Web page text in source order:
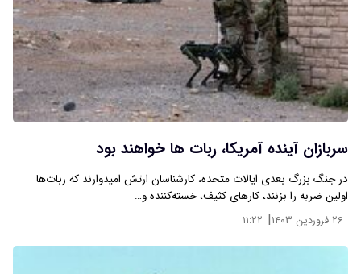
سربازان آینده آمریکا، ربات ها خواهند بود
در جنگ بزرگ بعدی ایالات متحده، کارشناسان ارتش امیدوارند که ربات‌ها
اولین ضربه را بزنند، کارهای کثیف، خسته‌کننده و…
۲۶ فروردین ۱۴۰۳ | ۱۱:۲۲